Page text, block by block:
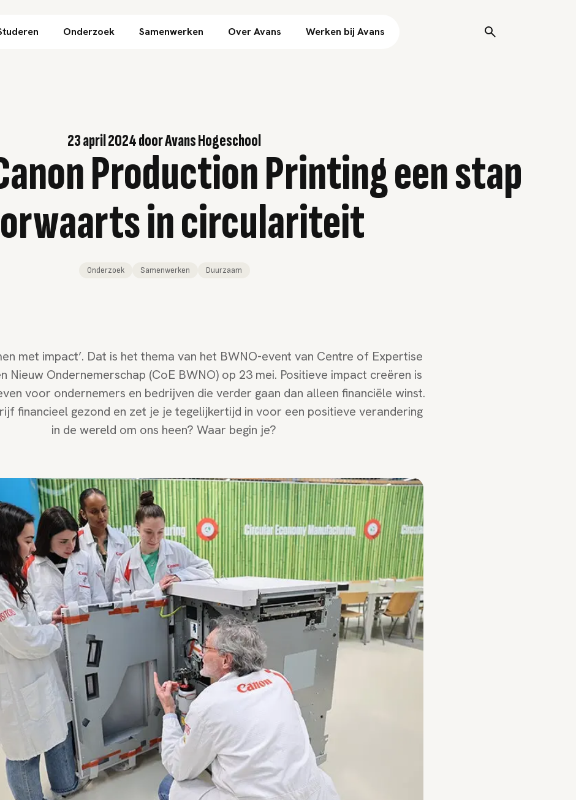
Direct naar inhoud
Onderzoek Samenwerken Over Avans Werken bij Avans
23 april 2024doorAvans Hogeschool
Production Printing een stap
in circulariteit
Onderzoek Samenwerken Duurzaam
met impact’. Dat is het thema van het BWNO-event van Centre of Expertise
Nieuw Ondernemerschap (CoE BWNO) op 23 mei. Positieve impact creëren is
voor ondernemers en bedrijven die verder gaan dan alleen financiële winst.
financieel gezond en zet je je tegelijkertijd in voor een positieve verandering
in de wereld om ons heen? Waar begin je?